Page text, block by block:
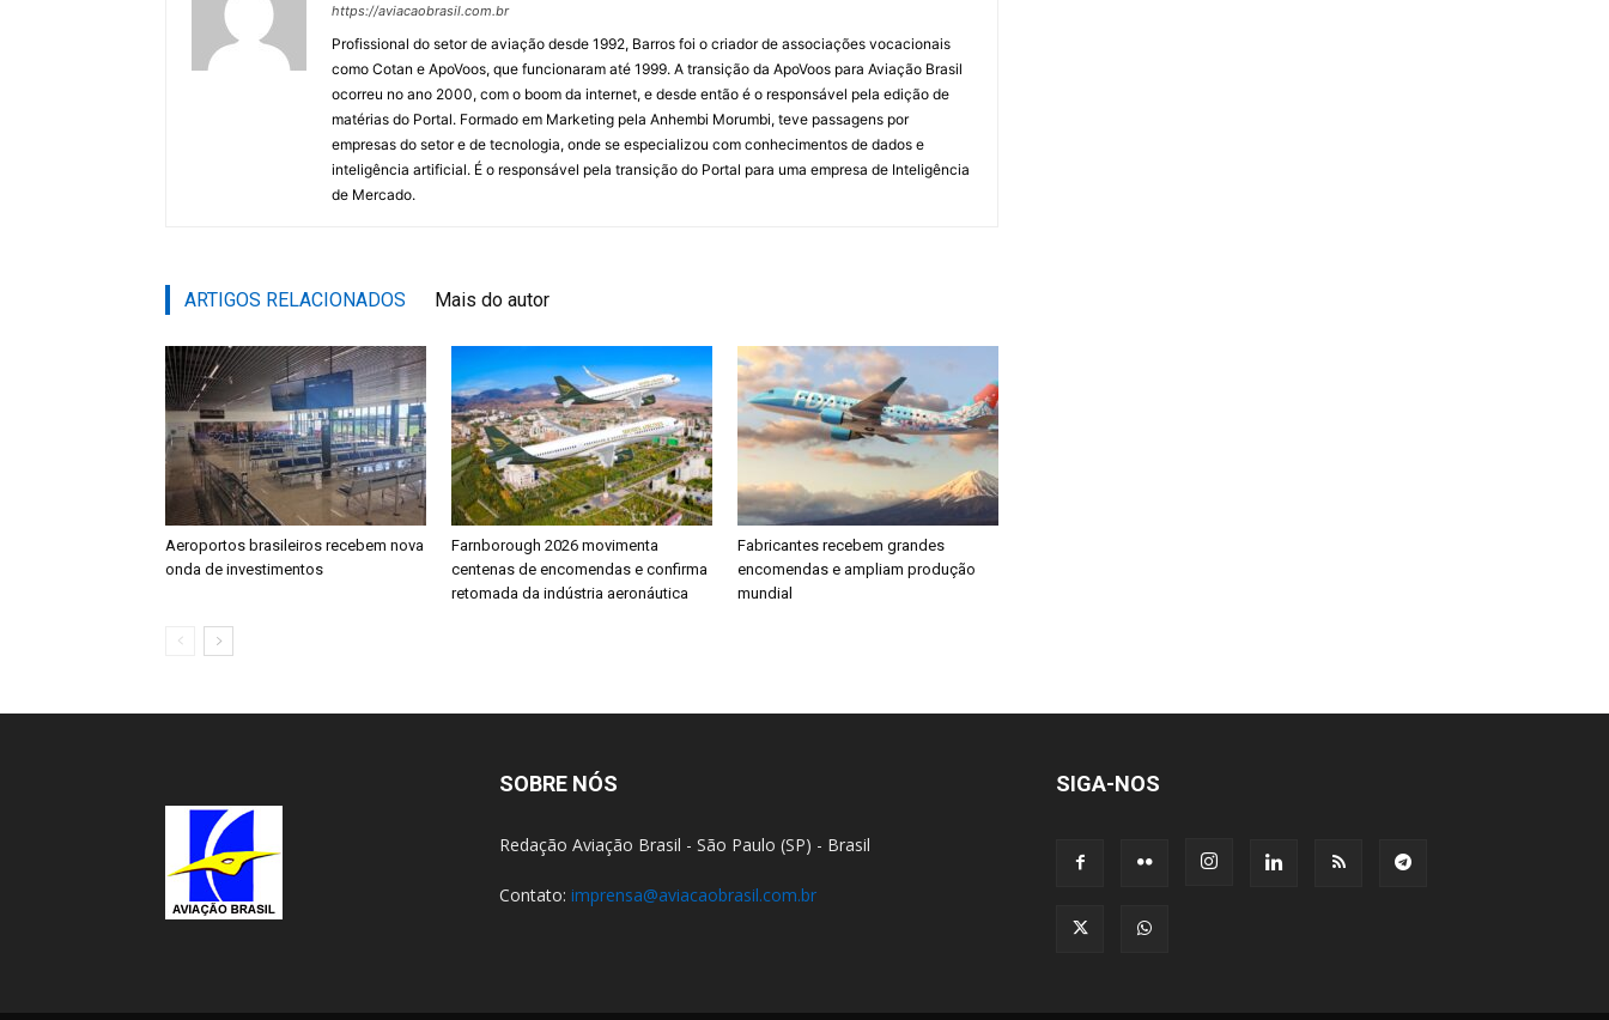
https://aviacaobrasil.com.br
Profissional do setor de aviação desde 1992, Barros foi o criador de associações vocacionais
como Cotan e ApoVoos, que funcionaram até 1999. A transição da ApoVoos para Aviação Brasil
ocorreu no ano 2000, com o boom da internet, e desde então é o responsável pela edição de
matérias do Portal. Formado em Marketing pela Anhembi Morumbi, teve passagens por
empresas do setor e de tecnologia, onde se especializou com conhecimentos de dados e
inteligência artificial. É o responsável pela transição do Portal para uma empresa de Inteligência
de Mercado.
ARTIGOS RELACIONADOS Mais do autor
Aeroportos brasileiros recebem nova
onda de investimentos
Farnborough 2026 movimenta
centenas de encomendas e confirma
retomada da indústria aeronáutica
Fabricantes recebem grandes
encomendas e ampliam produção
mundial
SOBRE NÓS
Redação Aviação Brasil - São Paulo (SP) - Brasil
Contato: imprensa@aviacaobrasil.com.br
SIGA-NOS